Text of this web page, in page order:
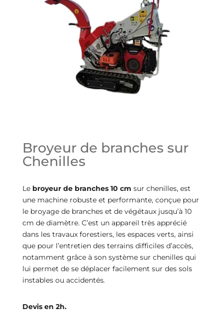
Broyeur de branches sur
Chenilles
Le broyeur de branches 10 cm sur chenilles, est
une machine robuste et performante, conçue pour
le broyage de branches et de végétaux jusqu’à 10
cm de diamètre. C’est un appareil très apprécié
dans les travaux forestiers, les espaces verts, ainsi
que pour l’entretien des terrains difficiles d’accès,
notamment grâce à son système sur chenilles qui
lui permet de se déplacer facilement sur des sols
instables ou accidentés.
Devis en 2h.